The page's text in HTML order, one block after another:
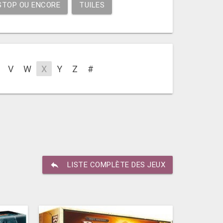
OU ENCORE TUILES
V W X Y Z #
reply LISTE COMPLÈTE DES JEUX